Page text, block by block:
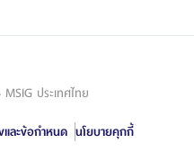
ประเทศไทย
และข้อกำหนด นโยบายคุกกี้